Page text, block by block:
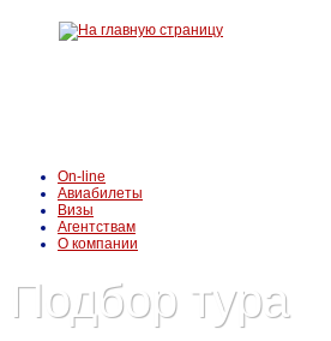
On-line
Авиабилеты
Визы
Агентствам
О компании
Подбор тура